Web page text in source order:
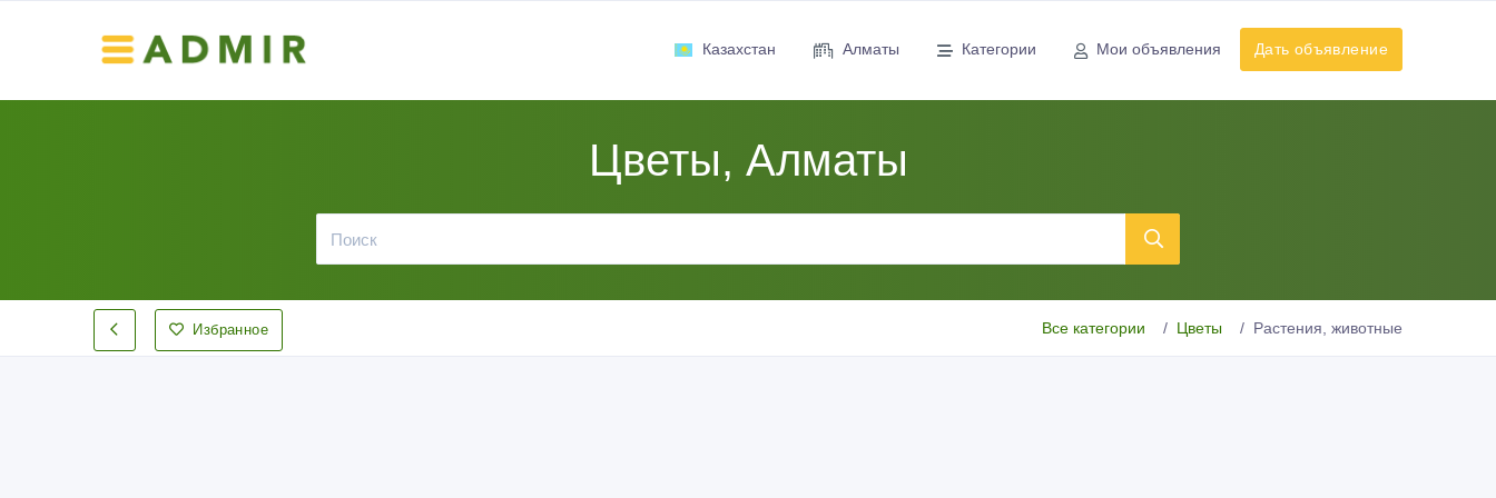
Казахстан Алматы Категории Мои объявления Дать объявление
Цветы, Алматы
Избранное Все категории Цветы Растения, животные